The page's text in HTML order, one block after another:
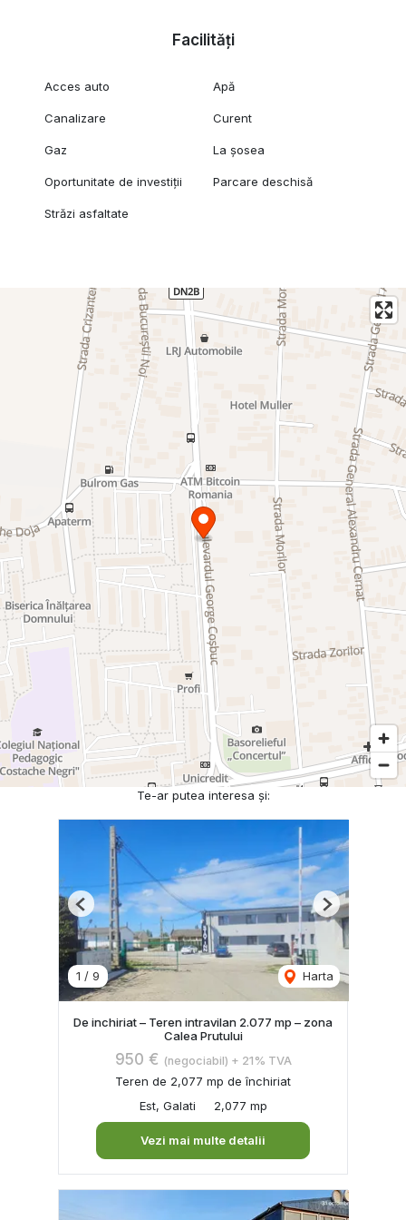
Facilități
Acces auto Apă
Canalizare Curent
Gaz La șosea
Oportunitate de investiții Parcare deschisă
Străzi asfaltate
Te-ar putea interesa și:
1 / 9 Harta
Previous Next
De inchiriat – Teren intravilan 2.077 mp – zona
Calea Prutului
950 € (negociabil) + 21% TVA
Teren de 2,077 mp de închiriat
Est, Galati
2,077 mp
Vezi mai multe detalii